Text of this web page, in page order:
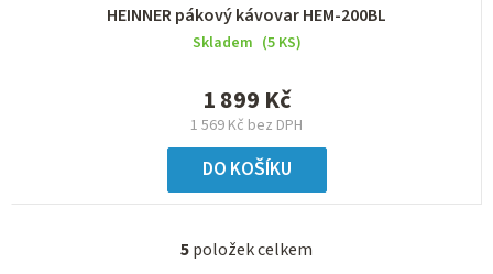
HEINNER pákový kávovar HEM-200BL
Skladem (5 KS)
1 569 Kč bez DPH
1 899 Kč
DO KOŠÍKU
O
5položek celkem